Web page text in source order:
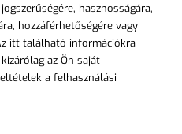
hasznosságára,
hozzáférhetőségére vagy
itt található információkra
az Ön saját
a felhasználási